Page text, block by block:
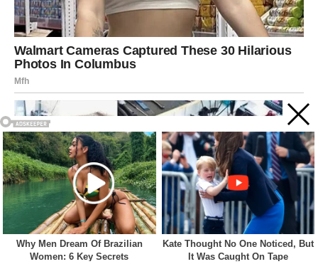
Acest site web folosește cookie-uri pentru a vă îmbunătăți
experiența. Vom presupune că sunteți de acord cu asta dacă
vă continuați navigarea.
Cookie settings ACCEPT